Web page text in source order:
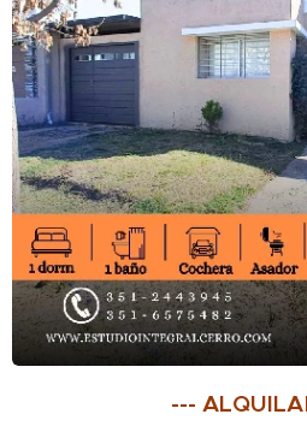
---